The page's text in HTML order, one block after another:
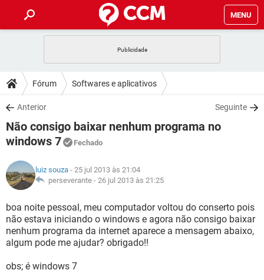
MENU
CELULAR FACEBOOK
OUTLOOK
INSTAGRAM GMAIL
GUIA DE COMPRAS
DICAS
JOGOS WHATSAPP
OUTLOOK
GUIA DE COMPRAS
DOWNLOADS
JOGOS WHATSAPP
CELULAR
OUTLOOK
INSTAGRAM
GUIA DE COMPRAS
FÓRUM
CELULAR FACEBOOK
INSTAGRAM GMAIL
GUIA DE COMPRAS
GLOSSÁRIO
JOGOS
CELULAR FACEBOOK
OUTLOOK EXCEL
INSTAGRAM GMAIL
GUIA DE COMPRAS
Fórum Softwares e aplicativos
Anterior Seguinte
Não consigo baixar nenhum programa no
windows 7
Fechado
luiz souza - 25 jul 2013 às 21:04
perseverante - 26 jul 2013 às 21:25
boa noite pessoal, meu computador voltou do conserto pois
não estava iniciando o windows e agora não consigo baixar
nenhum programa da internet aparece a mensagem abaixo,
algum pode me ajudar? obrigado!!
obs; é windows 7